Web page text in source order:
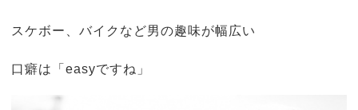
スケボー、バイクなど男の趣味が幅広い
口癖は「easyですね」